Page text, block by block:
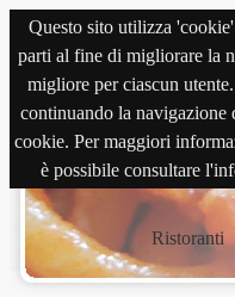
Questo sito utilizza
parti al fine di migliorare la
migliore per ciascun
continuando la
cookie. Per maggiori
è possibile consultare
Ristoranti